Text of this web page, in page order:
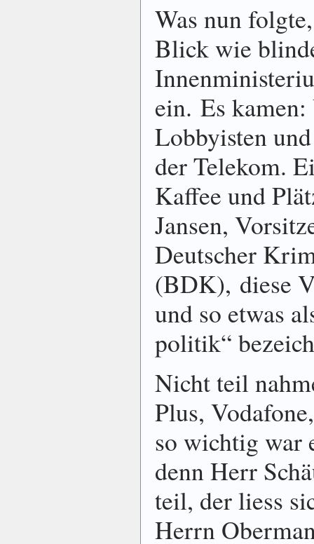
Was nun
Blick wie
ein. Es kamen:
Lobbyisten
der Telekom.
Kaffee und
Jansen,
Deutscher
(BDK), diese
und so etwas
politik“
Nicht teil
Plus,
so wichtig war
denn Herr
teil, der liess
Herrn